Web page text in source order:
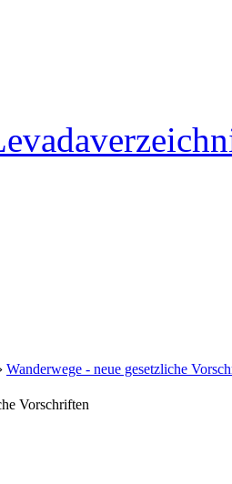
› Wanderwege - neue gesetzliche
Vorschriften